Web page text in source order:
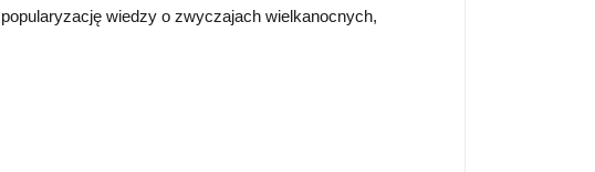
wiedzy o zwyczajach wielkanocnych,